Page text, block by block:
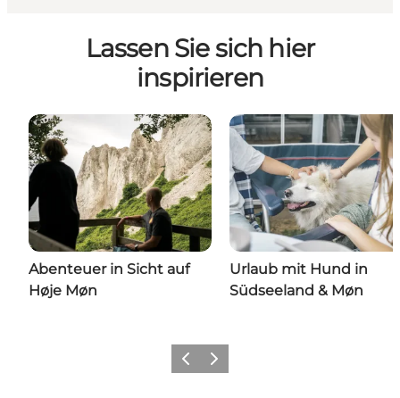
Lassen Sie sich hier
inspirieren
Abenteuer in Sicht auf
Høje Møn
Urlaub mit Hund in
Südseeland & Møn
ZurückWeiter